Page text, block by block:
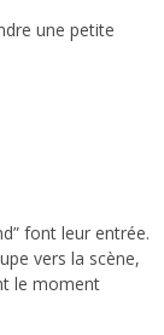
une petite
font leur entrée.
vers la scène,
le moment